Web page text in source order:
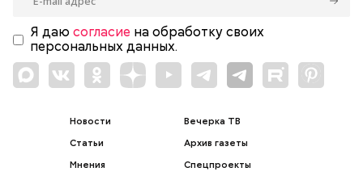
Я даю согласие на обработку своих
персональных данных.
Новости
Статьи
Мнения
Вечерка ТВ
Архив газеты
Спецпроекты